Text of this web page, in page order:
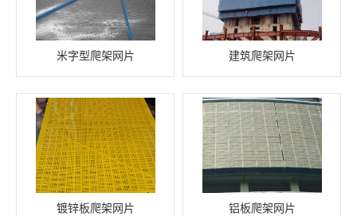
米字型爬架网片 建筑爬架网片
镀锌板爬架网片 铝板爬架网片